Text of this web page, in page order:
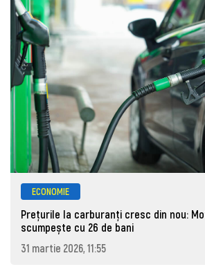
ECONOMIE
Prețurile la carburanţi cresc din nou:
scumpește cu 26 de bani
31 martie 2026, 11:55